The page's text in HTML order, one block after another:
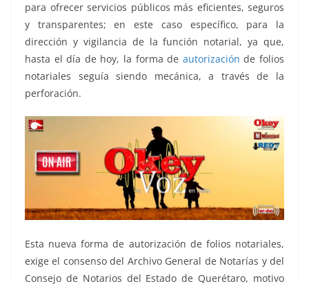
para ofrecer servicios públicos más eficientes, seguros
y transparentes; en este caso específico, para la
dirección y vigilancia de la función notarial, ya que,
hasta el día de hoy, la forma de autorizaciónde folios
notariales seguía siendo mecánica, a través de la
perforación.
Esta nueva forma de autorización de folios notariales,
exige el consenso del Archivo General de Notarías y del
Consejo de Notarios del Estado de Querétaro, motivo